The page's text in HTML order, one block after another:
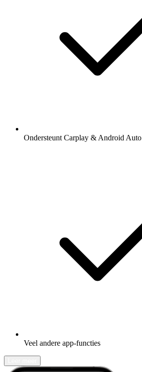
Ondersteunt Carplay & Android Auto
Veel andere app-functies